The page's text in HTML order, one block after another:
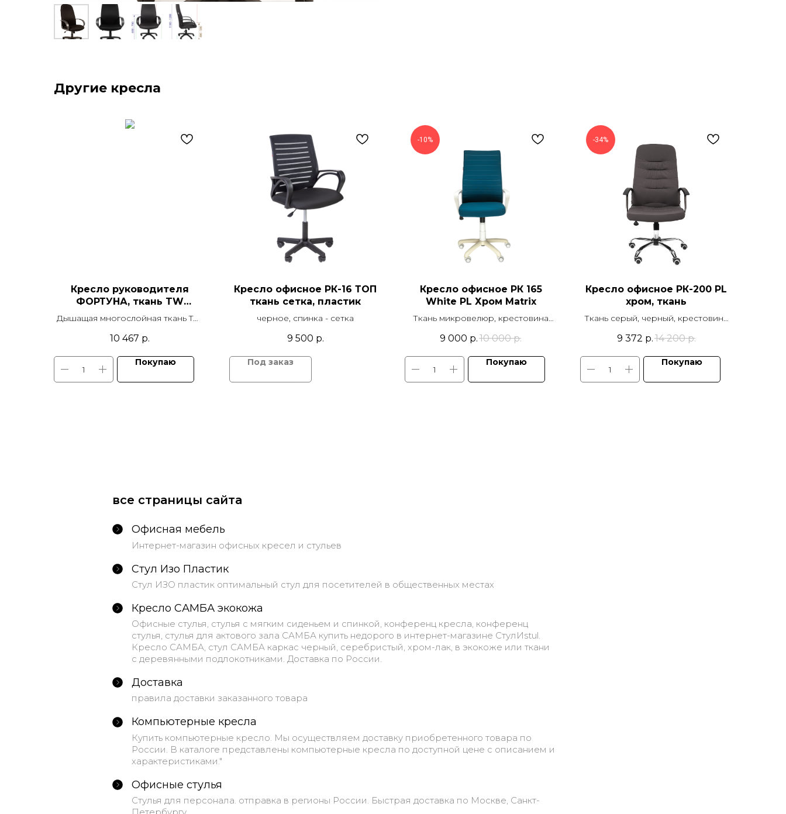
Другие кресла
Кресло руководителя
ФОРТУНА, ткань TW
пластик
Дышащая многослойная ткань TW.
пластик. Механизм качания TOP
GUN
10 467 р.
Покупаю
Кресло офисное РК-16 ТОП
ткань сетка, пластик
черное, спинка - сетка
9 500 р.
-10%
Кресло офисное РК 165
White PL Хром Matriх
Ткань микровелюр, крестовина
пластик, механизм качания TOP
GUN, ролики Ø50
9 000 р. 10 000 р.
Покупаю
-34%
Кресло офисное РК-200 PL
хром, ткань
Ткань серый, черный, крестовина
механизм качания TOP GUN
9 372 р.14 200 р.
Покупаю
все страницы сайта
Офисная мебель
Интернет-магазин офисных кресел и стульев
Стул Изо Пластик
Стул ИЗО пластик оптимальный стул для посетителей в общественных местах
Кресло САМБА экокожа
Офисные стулья, стулья с мягким сиденьем и спинкой, конференц кресла, конференц
стулья, стулья для актового зала САМБА купить недорого в интернет-магазине СтулИstul.
Кресло САМБА, стул САМБА каркас черный, серебристый, хром-лак, в экокоже или ткани
с деревянными подлокотниками. Доставка по России.
Доставка
правила доставки заказанного товара
Компьютерные кресла
Купить компьютерные кресло. Мы осуществляем доставку приобретенного товара по
России. В каталоге представлены компьютерные кресла по доступной цене с описанием и
характеристиками."
Офисные стулья
Стулья для персонала. отправка в регионы России. Быстрая доставка по Москве, Санкт-